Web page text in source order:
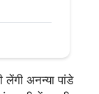
अनन्या पांडे